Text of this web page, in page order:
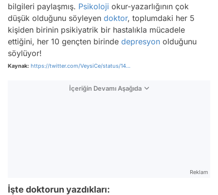
bilgileri paylaşmış. Psikoloji okur-yazarlığının çok
düşük olduğunu söyleyen doktor, toplumdaki her 5
kişiden birinin psikiyatrik bir hastalıkla mücadele
ettiğini, her 10 gençten birinde depresyon olduğunu
söylüyor!
Kaynak: https://twitter.com/VeysiCe/status/14...
İçeriğin Devamı Aşağıda
Reklam
İşte doktorun yazdıkları: